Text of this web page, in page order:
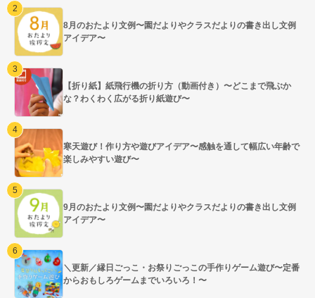
8月のおたより文例〜園だよりやクラスだよりの書き出し文例
アイデア〜
【折り紙】紙飛行機の折り方（動画付き）〜どこまで飛ぶか
な？わくわく広がる折り紙遊び〜
寒天遊び！作り方や遊びアイデア〜感触を通して幅広い年齢で
楽しみやすい遊び〜
9月のおたより文例〜園だよりやクラスだよりの書き出し文例
アイデア〜
＼更新／縁日ごっこ・お祭りごっこの手作りゲーム遊び〜定番
からおもしろゲームまでいろいろ！〜